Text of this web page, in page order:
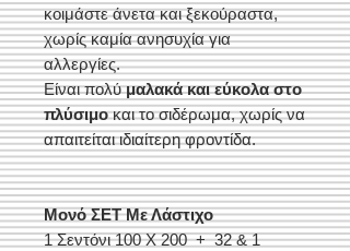
κοιμάστε άνετα και ξεκούραστα,
χωρίς καμία ανησυχία για
αλλεργίες.
Είναι πολύμαλακά και εύκολα στο
πλύσιμοκαι το σιδέρωμα, χωρίς να
απαιτείται ιδιαίτερη φροντίδα.
Μονό ΣΕΤ Με Λάστιχο
1 Σεντόνι 100 Χ 200 + 32 & 1